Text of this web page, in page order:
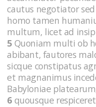
cautus negotiator
homo tamen
multum, licet ad
5 Quoniam multi ob
abibant, fautores
sicque constipatus
et magnanimus
Babyloniae
6 quousque